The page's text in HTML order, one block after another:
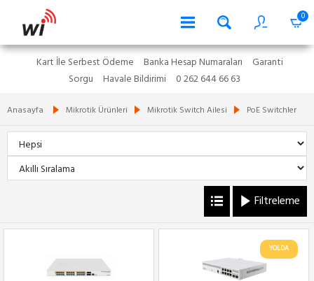
0
Kart İle Serbest Ödeme Banka Hesap Numaraları
Garanti
Sorgu
Havale Bildirimi 0 262 644 66 63
Anasayfa Mikrotik Ürünleri Mikrotik Switch Ailesi PoE Switchler
Filtreleme
YOLDA